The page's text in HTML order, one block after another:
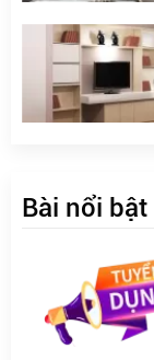
Bài nổi bật